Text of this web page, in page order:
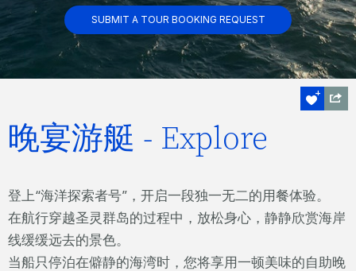
SUBMIT A TOUR BOOKING REQUEST
晚宴游艇 - Explore
登上“海洋探索者号”，开启一段独一无二的用餐体验。
在航行穿越圣灵群岛的过程中，放松身心，静静欣赏海岸
线缓缓远去的景色。
当船只停泊在僻静的海湾时，您将享用一顿美味的自助晚